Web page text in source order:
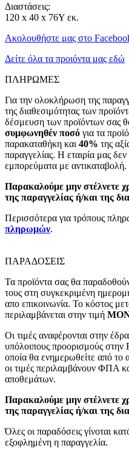
Διαστάσεις:
120 x 40 x 76Υ εκ.
Ακολουθήστε μας στο
Δείτε όλα τα προιόντα μας εδώ
ΠΛΗΡΩΜΕΣ
Για την ολοκλήρωση της
της διαθεσιμότητας των
δέσμευση των προϊόντων σας
συμφωνηθέν ποσό για τα
παρακαταθήκη και 40% της
παραγγελίας. Η εταιρία μας
εμπορεύματα με αντικαταβολή.
Παρακαλούμε μην στέλνετε
της παραγγελίας ή/και της
Περισσότερα για τρόπους
πληρωμών.
ΠΑΡΑΔΟΣΕΙΣ
Τα προϊόντα σας θα
τους στη συγκεκριμένη
απο επικοινωνία. Το κόστος
περιλαμβάνεται στην τιμή
Οι τιμές αναφέρονται στην
υπόλοιπους προορισμούς στην
οποία θα ενημερωθείτε από
οι τιμές περιλαμβάνουν ΦΠΑ
αποθεμάτων.
Παρακαλούμε μην στέλνετε
της παραγγελίας ή/και της
Όλες οι παραδόσεις γίνοται
εξοφλημένη η παραγγελία.